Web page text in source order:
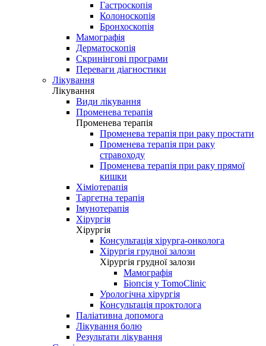
Гастроскопія
Колоноскопія
Бронхоскопія
Мамографія
Дерматоскопія
Скринінгові програми
Переваги діагностики
Лікування
Лікування
Види лікування
Променева терапія
Променева терапія
Променева терапія при раку простати
Променева терапія при раку
стравоходу
Променева терапія при раку прямої
кишки
Хіміотерапія
Таргетна терапія
Імунотерапія
Хірургія
Хірургія
Консультація хірурга-онколога
Хірургія грудної залози
Хірургія грудної залози
Мамографія
Біопсія у TomoClinic
Урологічна хірургія
Консультація проктолога
Паліативна допомога
Лікування болю
Результати лікування